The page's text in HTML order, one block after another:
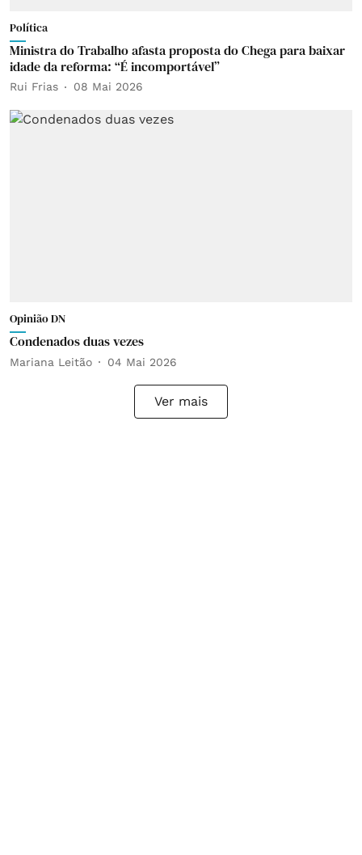
Política
Ministra do Trabalho afasta proposta do Chega para baixar
idade da reforma: “É incomportável”
Rui Frias 08 Mai 2026
Opinião DN
Condenados duas vezes
Mariana Leitão 04 Mai 2026
Ver mais